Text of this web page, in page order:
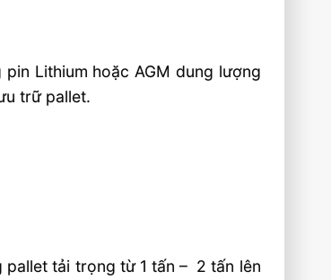
Lithium hoặc AGM dung lượng
trữ pallet.
tải trọng từ 1 tấn – 2 tấn lên